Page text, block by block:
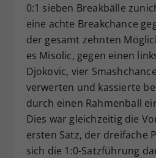
0:1 sieben Breakbälle
eine achte Breakchance
der gesamt zehnten
es Misolic, gegen einen
Djokovic, vier
verwerten und kassierte
durch einen Rahmenball
Dies war gleichzeitig die
ersten Satz, der dreifache
sich die 1:0-Satzführung